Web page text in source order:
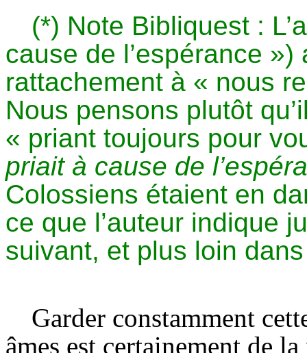
(*) Note Bibliquest :
cause de l’espérance
rattachement à « nous
Nous pensons plutôt
« priant toujours pour
priait à cause de
Colossiens étaient en
ce que l’auteur indique
suivant, et plus loin
Garder constamment
âmes est certainement de